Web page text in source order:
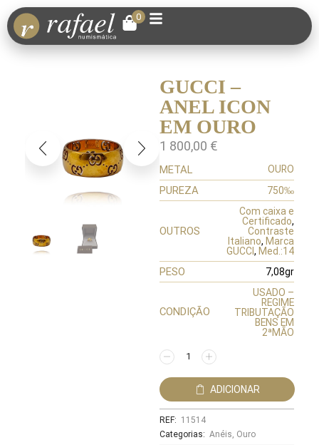
0
GUCCI –
ANEL ICON
EM OURO
1 800,00 €
METAL OURO
PUREZA 750‰
OUTROS
Com caixa e
Certificado,
Contraste
Italiano, Marca
GUCCI, Med.:14
PESO 7,08gr
CONDIÇÃO
USADO –
REGIME
TRIBUTAÇÃO
BENS EM
2ªMÃO
ADICIONAR
REF: 11514
Categorias: Anéis, Ouro